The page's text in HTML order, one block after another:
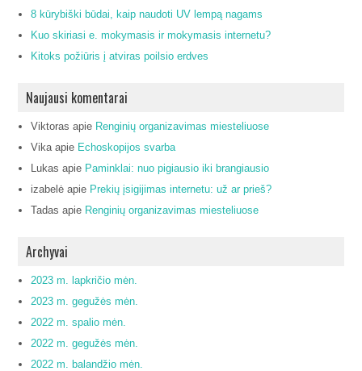
8 kūrybiški būdai, kaip naudoti UV lempą nagams
Kuo skiriasi e. mokymasis ir mokymasis internetu?
Kitoks požiūris į atviras poilsio erdves
Naujausi komentarai
Viktoras apie Renginių organizavimas miesteliuose
Vikaapie Echoskopijos svarba
Lukas apie Paminklai: nuo pigiausio iki brangiausio
izabelė apie Prekių įsigijimas internetu: už ar prieš?
Tadas apie Renginių organizavimas miesteliuose
Archyvai
2023 m. lapkričio mėn.
2023 m. gegužės mėn.
2022 m. spalio mėn.
2022 m. gegužės mėn.
2022 m. balandžio mėn.